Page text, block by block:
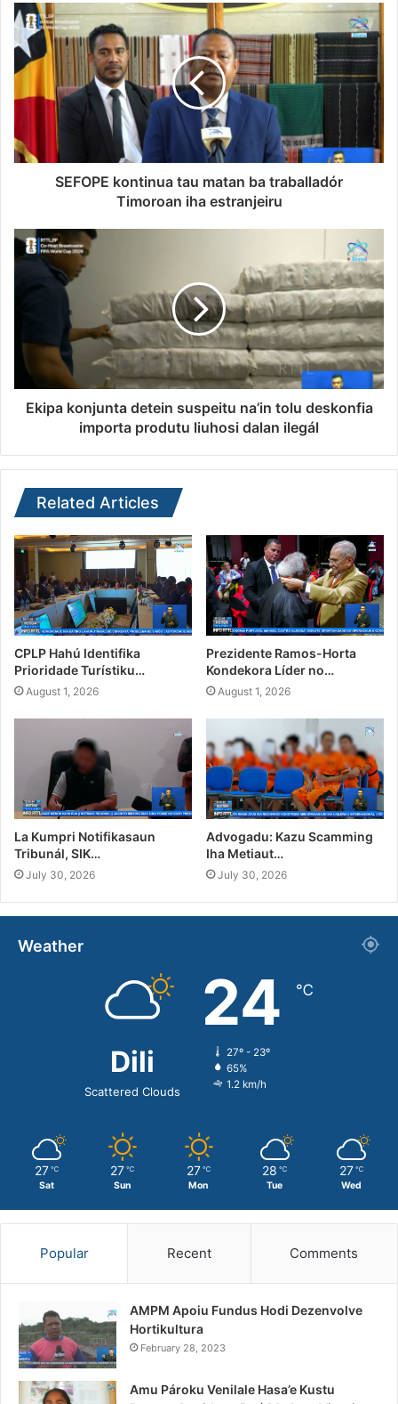
SEFOPE kontinua tau matan ba traballadór
Timoroan iha estranjeiru
Ekipa konjunta detein suspeitu na’in tolu deskonfia
importa produtu liuhosi dalan ilegál
Related Articles
CPLP Hahú Identifika
Prioridade Turístiku…
August 1, 2026
Prezidente Ramos-Horta
Kondekora Líder no…
August 1, 2026
La Kumpri Notifikasaun
Tribunál, SIK…
July 30, 2026
Advogadu: Kazu Scamming
Iha Metiaut…
July 30, 2026
Weather
Dili
Scattered Clouds
24 ℃
27º - 23º
65%
1.2 km/h
27 ℃
Sat
27 ℃
Sun
27 ℃
Mon
28 ℃
Tue
27 ℃
Wed
Popular Recent Comments
AMPM Apoiu Fundus Hodi Dezenvolve
Hortikultura
February 28, 2023
Amu Pároku Venilale Hasa’e Kustu